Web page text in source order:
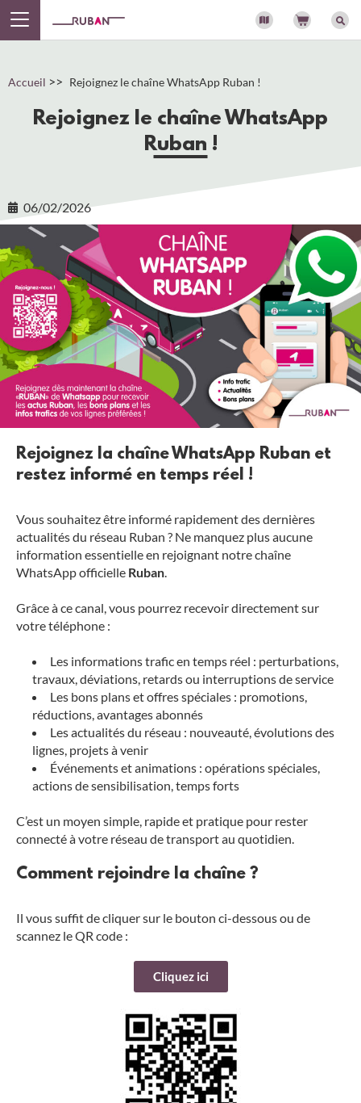
Accueil >> Rejoignez le chaîne WhatsApp Ruban !
Rejoignez le chaîne WhatsApp
Ruban !
06/02/2026
Rejoignez la chaîne WhatsApp Ruban et
restez informé en temps réel !
Vous souhaitez être informé rapidement des dernières
actualités du réseau Ruban ? Ne manquez plus aucune
information essentielle en rejoignant notre chaîne
WhatsApp officielle Ruban.
Grâce à ce canal, vous pourrez recevoir directement sur
votre téléphone :
Les informations trafic en temps réel : perturbations,
travaux, déviations, retards ou interruptions de service
Les bons plans et offres spéciales : promotions,
réductions, avantages abonnés
Les actualités du réseau : nouveauté, évolutions des
lignes, projets à venir
Événements et animations : opérations spéciales,
actions de sensibilisation, temps forts
C’est un moyen simple, rapide et pratique pour rester
connecté à votre réseau de transport au quotidien.
Comment rejoindre la chaîne ?
Il vous suffit de cliquer sur le bouton ci-dessous ou de
scannez le QR code :
Cliquez ici